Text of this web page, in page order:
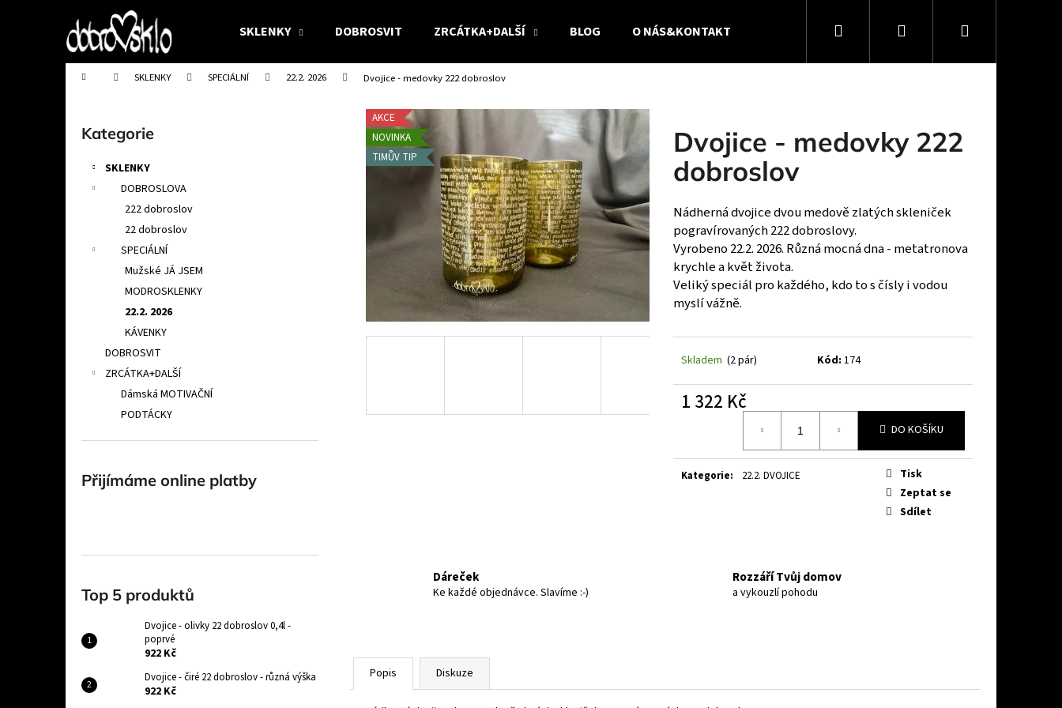
SKLENKY DOBROSVIT ZRCÁTKA+DALŠÍ BLOG O NÁS&KONTAKT VŠEOBECNÉ OBCHODNÍ PODMÍNKY
Hledat PřihlášeníNákupní
Domů SKLENKY SPECIÁLNÍ 22.2. 2026 Dvojice - medovky 222 dobroslov
Přeskočit
kategorie
Kategorie
SKLENKY
DOBROSLOVA
222 dobroslov
22 dobroslov
SPECIÁLNÍ
Mužské JÁ JSEM
MODROSKLENKY
22.2. 2026
KÁVENKY
DOBROSVIT
ZRCÁTKA+DALŠÍ
Dámská MOTIVAČNÍ
PODTÁCKY
Přijímáme online platby
Top 5 produktů
Dvojice - olivky 22 dobroslov 0,4l -
poprvé
922 Kč
Dvojice - čiré 22 dobroslov - různá výška
922 Kč
Dvojice - medovky 222
dobroslov
Nádherná dvojice dvou medově zlatých skleniček
pogravírovaných 222 dobroslovy.
Vyrobeno 22.2. 2026. Různá mocná dna - metatronova
krychle a květ života.
Veliký speciál pro každého, kdo to s čísly i vodou
myslí vážně.
Skladem (2 pár) Kód: 174
1 322 Kč
DO KOŠÍKU
Kategorie: 22.2. DVOJICE
Tisk
Zeptat se
Sdílet
AKCE
NOVINKA
TIMŮV TIP
Dáreček
Ke každé objednávce. Slavíme :-)
Rozzáří Tvůj domov
a vykouzlí pohodu
Popis Diskuze
Zpět
Zpět
Co potřebujete najít?
HLEDAT
Doporučujeme
DVOJICE - OLIVKY 22 DOBROSLOV 0,4L -
POPRVÉ
922 Kč
DVOJICE - ČIRÉ 22 DOBROSLOV - RŮZNÁ
DVOJICE - ČIRÉ 22 DOBROSLOV S MANDALOU